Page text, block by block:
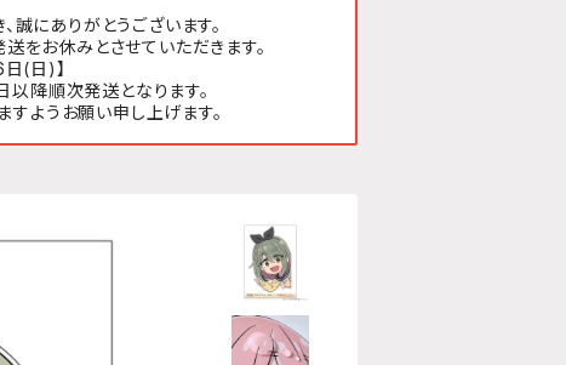
誠にありがとうございます。
をお休みとさせていただきます。
(日)】
以降順次発送となります。
ようお願い申し上げます。